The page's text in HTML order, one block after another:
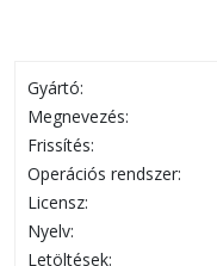
Gyártó:
Megnevezés:
Frissítés:
Operációs rendszer:
Licensz:
Nyelv:
Letöltések: